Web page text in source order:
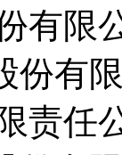
技有
有限